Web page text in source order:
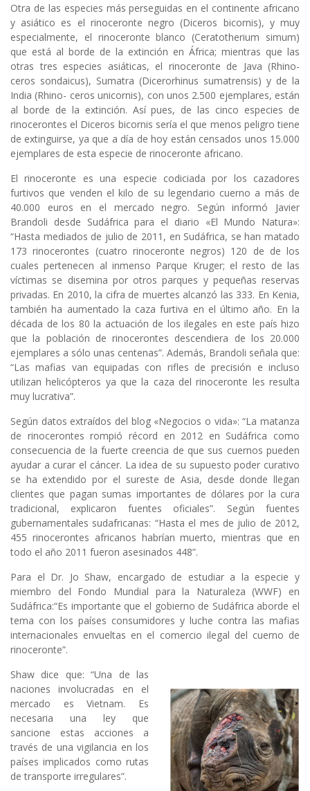
Otra de las especies más perseguidas en el continente africano
y asiático es el rinoceronte negro (Diceros bicornis), y muy
especialmente, el rinoceronte blanco (Ceratotherium simum)
que está al borde de la extinción en África; mientras que las
otras tres especies asiáticas, el rinoceronte de Java (Rhino-
ceros sondaicus), Sumatra (Dicerorhinus sumatrensis) y de la
India (Rhino- ceros unicornis), con unos 2.500 ejemplares, están
al borde de la extinción. Así pues, de las cinco especies de
rinocerontes el Diceros bicornis sería el que menos peligro tiene
de extinguirse, ya que a día de hoy están censados unos 15.000
ejemplares de esta especie de rinoceronte africano.
El rinoceronte es una especie codiciada por los cazadores
furtivos que venden el kilo de su legendario cuerno a más de
40.000 euros en el mercado negro. Según informó Javier
Brandoli desde Sudáfrica para el diario «El Mundo Natura»:
“Hasta mediados de julio de 2011, en Sudáfrica, se han matado
173 rinocerontes (cuatro rinoceronte negros) 120 de de los
cuales pertenecen al inmenso Parque Kruger; el resto de las
víctimas se disemina por otros parques y pequeñas reservas
privadas. En 2010, la cifra de muertes alcanzó las 333. En Kenia,
también ha aumentado la caza furtiva en el último año. En la
década de los 80 la actuación de los ilegales en este país hizo
que la población de rinocerontes descendiera de los 20.000
ejemplares a sólo unas centenas”. Además, Brandoli señala que:
“Las mafias van equipadas con rifles de precisión e incluso
utilizan helicópteros ya que la caza del rinoceronte les resulta
muy lucrativa”.
Según datos extraídos del blog «Negocios o vida»: “La matanza
de rinocerontes rompió récord en 2012 en Sudáfrica como
consecuencia de la fuerte creencia de que sus cuernos pueden
ayudar a curar el cáncer. La idea de su supuesto poder curativo
se ha extendido por el sureste de Asia, desde donde llegan
clientes que pagan sumas importantes de dólares por la cura
tradicional, explicaron fuentes oficiales”. Según fuentes
gubernamentales sudafricanas: “Hasta el mes de julio de 2012,
455 rinocerontes africanos habrían muerto, mientras que en
todo el año 2011 fueron asesinados 448”.
Para el Dr. Jo Shaw, encargado de estudiar a la especie y
miembro del Fondo Mundial para la Naturaleza (WWF) en
Sudáfrica:“Es importante que el gobierno de Sudáfrica aborde el
tema con los países consumidores y luche contra las mafias
internacionales envueltas en el comercio ilegal del cuerno de
rinoceronte”.
Shaw dice que: “Una de las
naciones involucradas en el
mercado es Vietnam. Es
necesaria una ley que
sancione estas acciones a
través de una vigilancia en los
países implicados como rutas
de transporte irregulares”.